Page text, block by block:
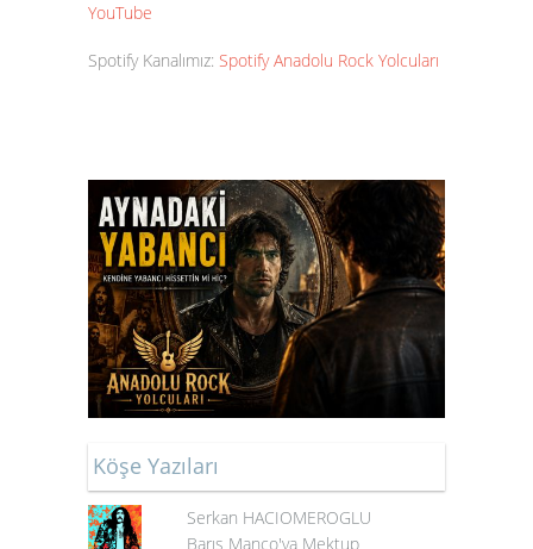
YouTube
Spotify Kanalımız: Spotify Anadolu Rock Yolcuları
Köşe Yazıları
Serkan HACIOMEROGLU
Barış Manço'ya Mektup